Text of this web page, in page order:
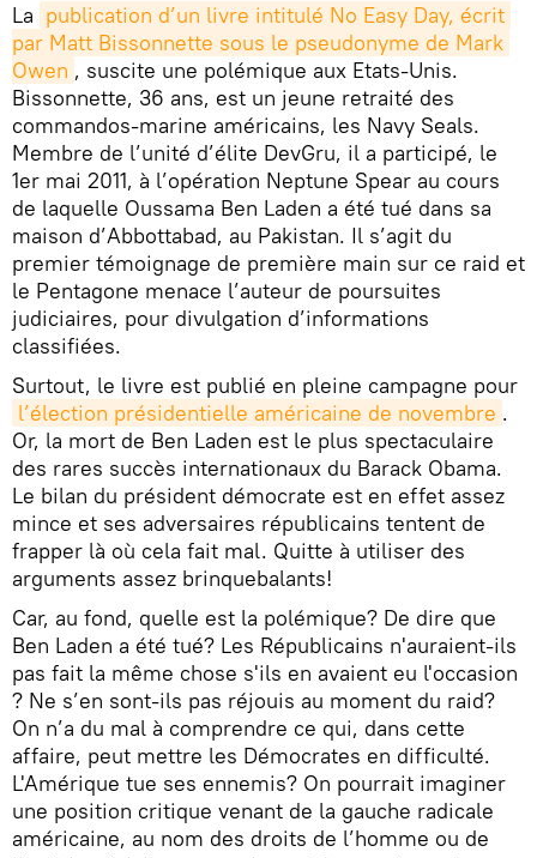
La publication d’un livre intitulé No Easy Day, écrit
par Matt Bissonnette sous le pseudonyme de Mark
Owen , suscite une polémique aux Etats-Unis.
Bissonnette, 36 ans, est un jeune retraité des
commandos-marine américains, les Navy Seals.
Membre de l’unité d’élite DevGru, il a participé, le
1er mai 2011, à l’opération Neptune Spear au cours
de laquelle Oussama Ben Laden a été tué dans sa
maison d’Abbottabad, au Pakistan. Il s’agit du
premier témoignage de première main sur ce raid et
le Pentagone menace l’auteur de poursuites
judiciaires, pour divulgation d’informations
classifiées.
Surtout, le livre est publié en pleine campagne pour
l’élection présidentielle américaine de novembre .
Or, la mort de Ben Laden est le plus spectaculaire
des rares succès internationaux du Barack Obama.
Le bilan du président démocrate est en effet assez
mince et ses adversaires républicains tentent de
frapper là où cela fait mal. Quitte à utiliser des
arguments assez brinquebalants!
Car, au fond, quelle est la polémique? De dire que
Ben Laden a été tué? Les Républicains n'auraient-ils
pas fait la même chose s'ils en avaient eu l'occasion
? Ne s’en sont-ils pas réjouis au moment du raid?
On n’a du mal à comprendre ce qui, dans cette
affaire, peut mettre les Démocrates en difficulté.
L'Amérique tue ses ennemis? On pourrait imaginer
une position critique venant de la gauche radicale
américaine, au nom des droits de l’homme ou de